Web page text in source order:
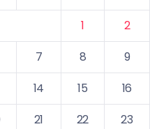
1
2
7 8
9
14 15
16
21 22
23